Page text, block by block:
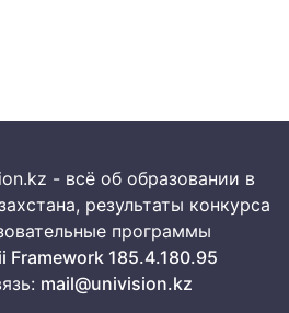
- всё об образовании в
результаты конкурса
программы
Framework 185.4.180.95
mail@univision.kz